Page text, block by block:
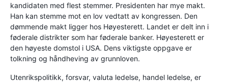
kandidaten med flest stemmer. Presidenten har mye makt.
Han kan stemme mot en lov vedtatt av kongressen. Den
dømmende makt ligger hos Høyesterett. Landet er delt inn i
føderale distrikter som har føderale banker. Høyesterett er
den høyeste domstol i USA. Dens viktigste oppgave er
tolkning og håndheving av grunnloven.
Utenrikspolitikk, forsvar, valuta ledelse, handel ledelse, er